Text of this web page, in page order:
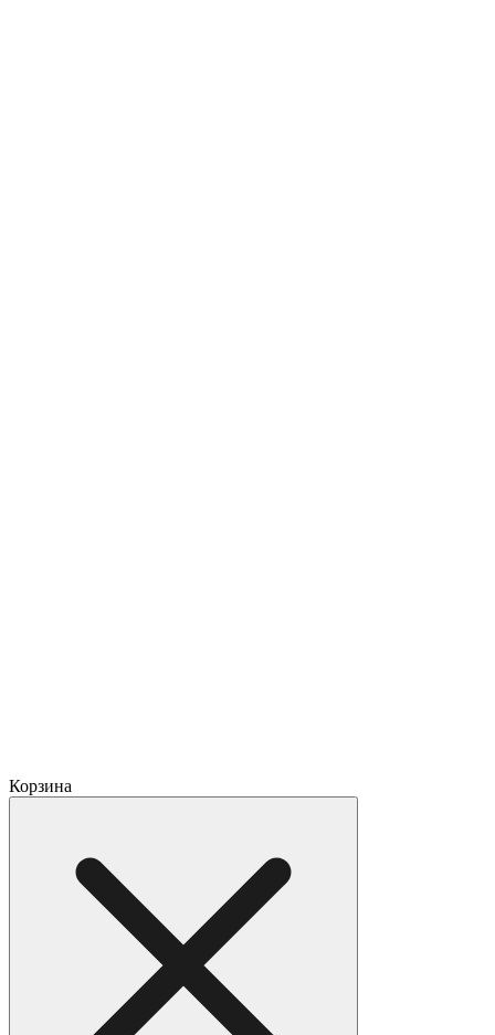
Корзина